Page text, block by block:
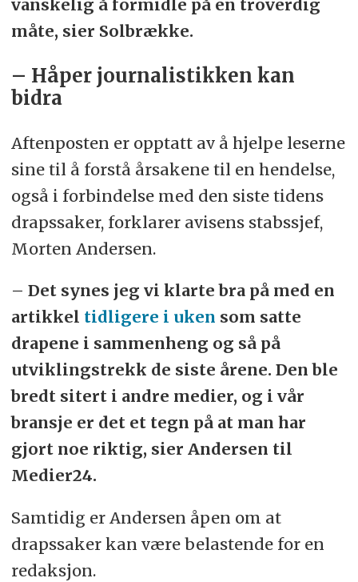
vanskelig å formidle på en troverdig
måte, sier Solbrække.
– Håper journalistikken kan
bidra
Aftenposten er opptatt av å hjelpe leserne
sine til å forstå årsakene til en hendelse,
også i forbindelse med den siste tidens
drapssaker, forklarer avisens stabssjef,
Morten Andersen.
– Det synes jeg vi klarte bra på med en
artikkel tidligere i uken som satte
drapene i sammenheng og så på
utviklingstrekk de siste årene. Den ble
bredt sitert i andre medier, og i vår
bransje er det et tegn på at man har
gjort noe riktig, sier Andersen til
Medier24.
Samtidig er Andersen åpen om at
drapssaker kan være belastende for en
redaksjon.